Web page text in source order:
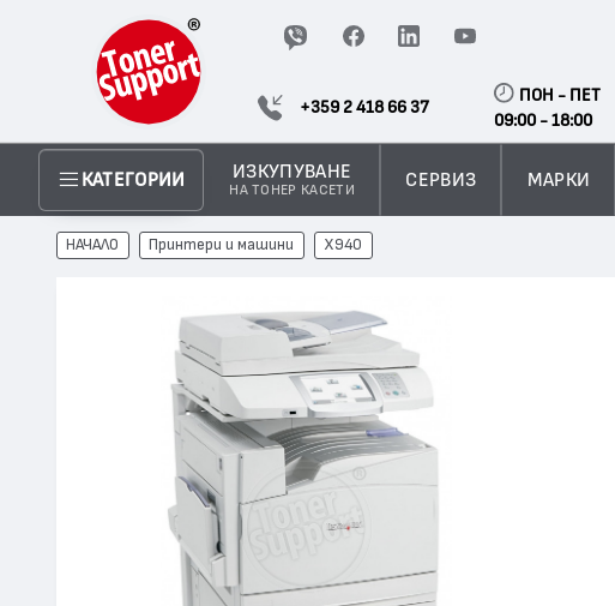
+359 2 418 66 37
ПОН - ПЕТ
09:00 - 18:00
КАТЕГОРИИ ИЗКУПУВАНЕ
НА ТОНЕР КАСЕТИ
СЕРВИЗ МАРКИ
НАЧАЛО Принтери и машини X940